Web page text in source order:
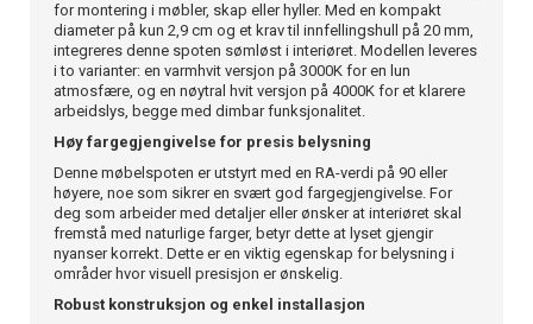
for montering i møbler, skap eller hyller. Med en kompakt
diameter på kun 2,9 cm og et krav til innfellingshull på 20 mm,
integreres denne spoten sømløst i interiøret. Modellen leveres
i to varianter: en varmhvit versjon på 3000K for en lun
atmosfære, og en nøytral hvit versjon på 4000K for et klarere
arbeidslys, begge med dimbar funksjonalitet.
Høy fargegjengivelse for presis belysning
Denne møbelspoten er utstyrt med en RA-verdi på 90 eller
høyere, noe som sikrer en svært god fargegjengivelse. For
deg som arbeider med detaljer eller ønsker at interiøret skal
fremstå med naturlige farger, betyr dette at lyset gjengir
nyanser korrekt. Dette er en viktig egenskap for belysning i
områder hvor visuell presisjon er ønskelig.
Robust konstruksjon og enkel installasjon